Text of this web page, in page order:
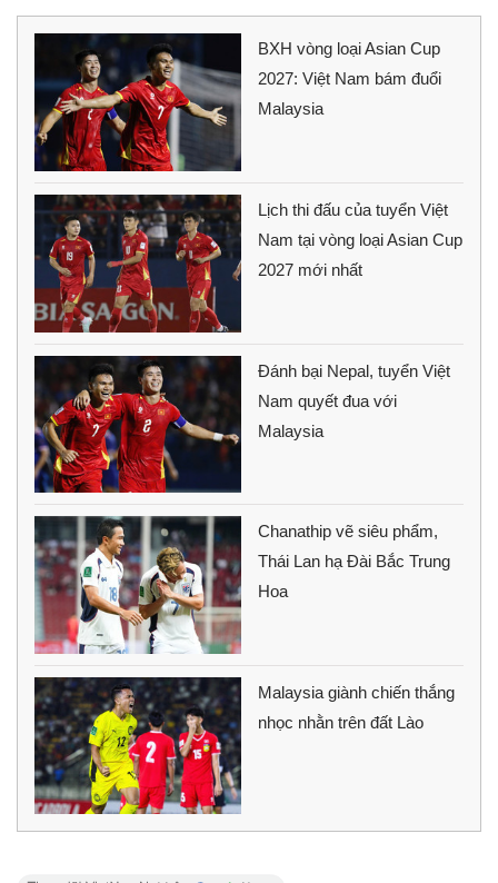
BXH vòng loại Asian Cup
2027: Việt Nam bám đuổi
Malaysia
Lịch thi đấu của tuyển Việt
Nam tại vòng loại Asian Cup
2027 mới nhất
Đánh bại Nepal, tuyển Việt
Nam quyết đua với
Malaysia
Chanathip vẽ siêu phẩm,
Thái Lan hạ Đài Bắc Trung
Hoa
Malaysia giành chiến thắng
nhọc nhằn trên đất Lào